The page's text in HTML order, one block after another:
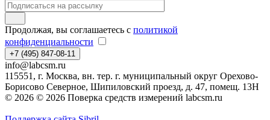
Продолжая, вы соглашаетесь с политикой
конфиденциальности
+7 (495) 847-08-11
info@labcsm.ru
115551, г. Москва, вн. тер. г. муниципальный округ Орехово-
Борисово Северное, Шипиловский проезд, д. 47, помещ. 13Н
© 2026 © 2026 Поверка средств измерений labcsm.ru